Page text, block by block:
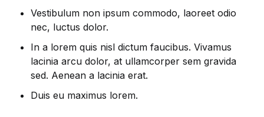
Vestibulum non ipsum commodo, laoreet odio
nec, luctus dolor.
In a lorem quis nisl dictum faucibus. Vivamus
lacinia arcu dolor, at ullamcorper sem gravida
sed. Aenean a lacinia erat.
Duis eu maximus lorem.